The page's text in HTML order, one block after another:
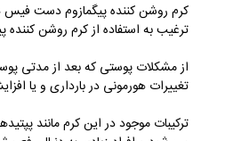
کرم روشن کننده پیگمازوم دست فیس
ترغیب به استفاده از کرم روشن
از مشکلات پوستی که بعد از مدتی
تغییرات هورمونی در بارداری و یا
ترکیبات موجود در این کرم مانند